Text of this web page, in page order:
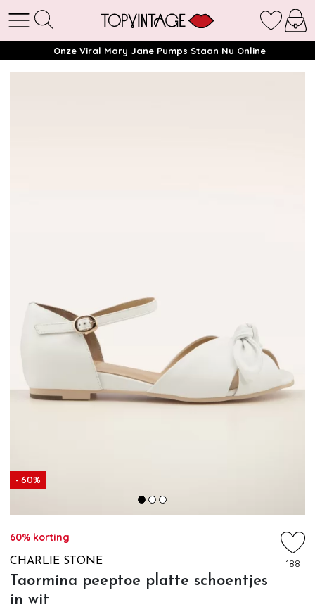
Onze Viral Mary Jane Pumps Staan Nu Online
- 60%
60% korting
CHARLIE STONE
Taormina peeptoe platte schoentjes
in wit
188